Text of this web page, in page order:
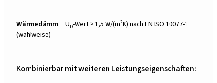
Wärmedämmung
(wahlweise)
UD-Wert ≥ 1,5 W/(m²K) nach EN ISO 10077-1
Kombinierbar mit weiteren Leistungseigenschaften: